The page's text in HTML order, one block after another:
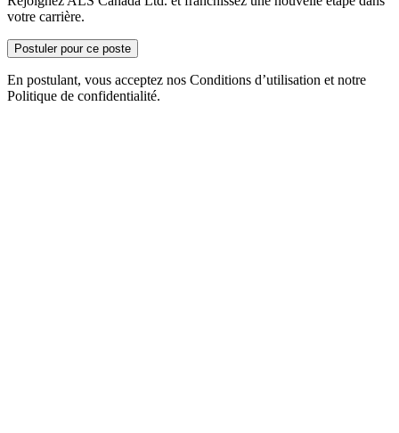
votre carrière.
Postuler pour ce poste
En postulant, vous acceptez nos Conditions d’utilisation et notre
Politique de confidentialité.